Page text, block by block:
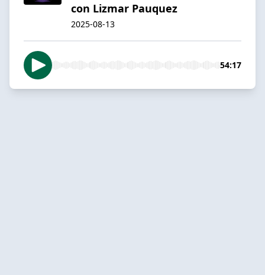
con Lizmar Pauquez
2025-08-13
54:17